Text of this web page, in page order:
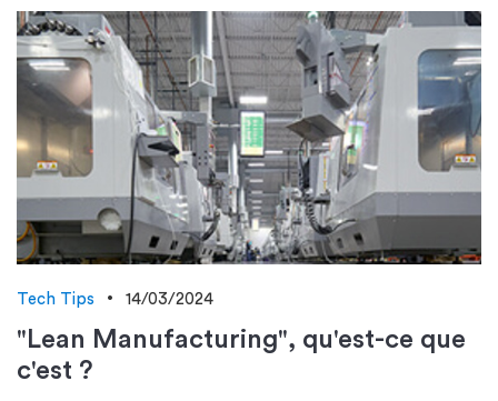
Tech Tips 14/03/2024
"Lean Manufacturing", qu'est-ce que
c'est ?